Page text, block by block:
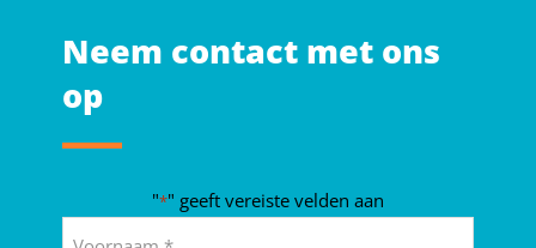
Neem contact met ons
op
"*" geeft vereiste velden aan